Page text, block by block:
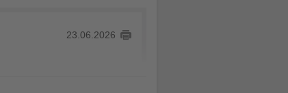
23.06.2026